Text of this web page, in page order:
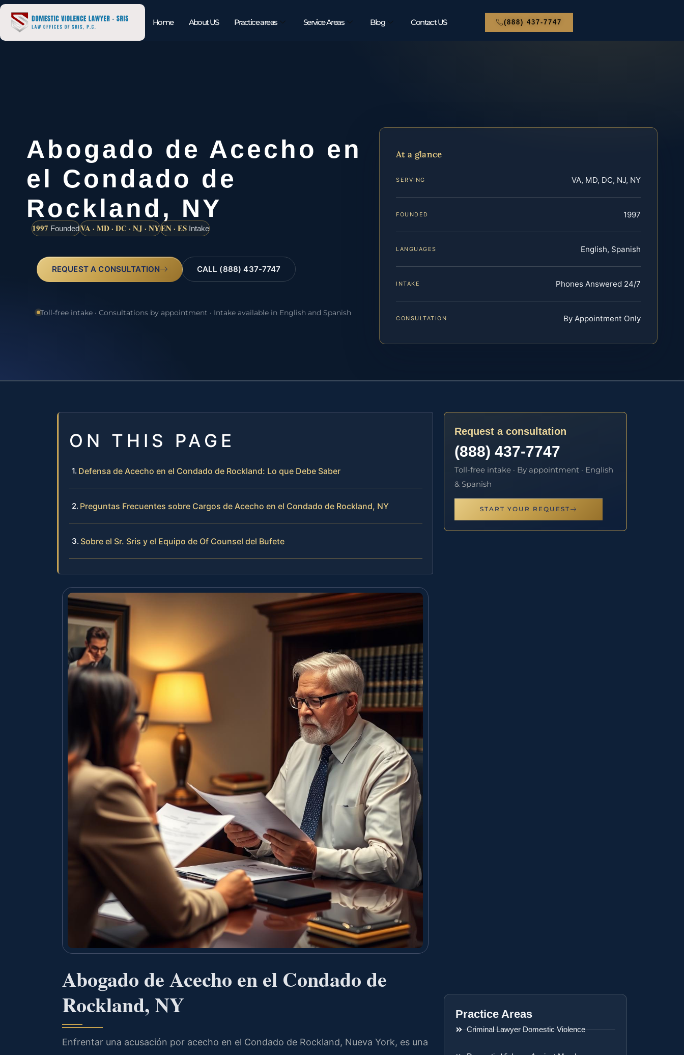
Home About US Practice areas Service Areas Blog Contact US (888) 437-7747
Abogado de Acecho en
el Condado de
Rockland, NY
1997 FoundedVA · MD · DC · NJ · NYEN · ES Intake
REQUEST A CONSULTATION CALL (888) 437-7747
Toll-free intake · Consultations by appointment · Intake available in English and Spanish
At a glance
SERVING VA, MD, DC, NJ, NY
FOUNDED 1997
LANGUAGES English, Spanish
INTAKE Phones Answered 24/7
CONSULTATION By Appointment Only
ON THIS PAGE
Defensa de Acecho en el Condado de Rockland: Lo que Debe Saber
Preguntas Frecuentes sobre Cargos de Acecho en el Condado de Rockland, NY
Sobre el Sr. Sris y el Equipo de Of Counsel del Bufete
Abogado de Acecho en el Condado de
Rockland, NY
Enfrentar una acusación por acecho en el Condado de Rockland, Nueva York, es una
Request a consultation
(888) 437-7747
Toll-free intake · By appointment · English
& Spanish
START YOUR REQUEST
Practice Areas
Criminal Lawyer Domestic Violence